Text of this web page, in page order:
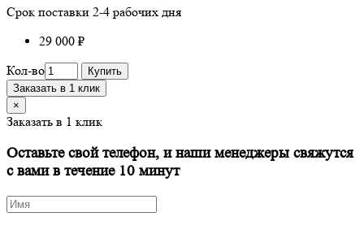
Срок поставки 2-4 рабочих дня
29 000 ₽
Кол-во
Купить
Заказать в 1 клик
×
Заказать в 1 клик
Оставьте свой телефон, и наши менеджеры свяжутся
с вами в течение 10 минут